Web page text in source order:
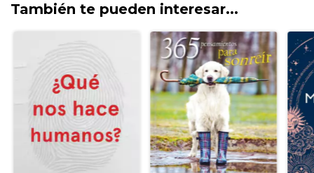
También te pueden interesar...